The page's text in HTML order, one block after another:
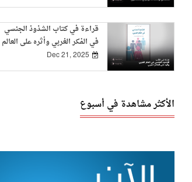
قراءة في كتاب الشذوذ الجنسي
في الفكر الغربي وأثره على العالم
العربيDec 21, 2025
الأكثر مشاهدة في أسبوع